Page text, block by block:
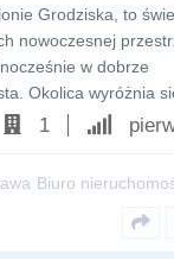
Grodziska, to
nowoczesnej
w dobrze
Okolica wyróżnia
1
Biuro